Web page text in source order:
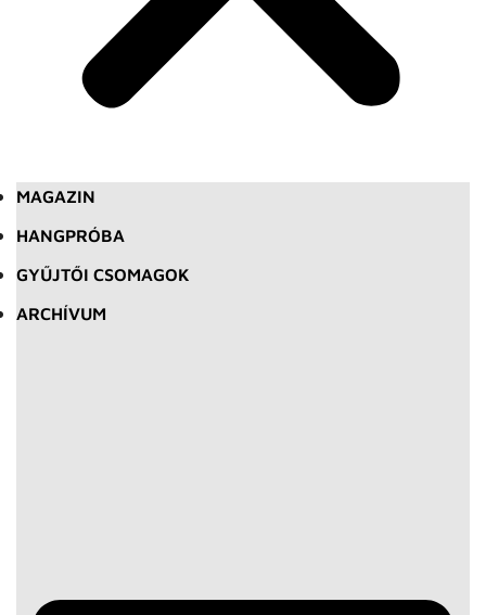
MAGAZIN
HANGPRÓBA
GYŰJTŐI CSOMAGOK
ARCHÍVUM